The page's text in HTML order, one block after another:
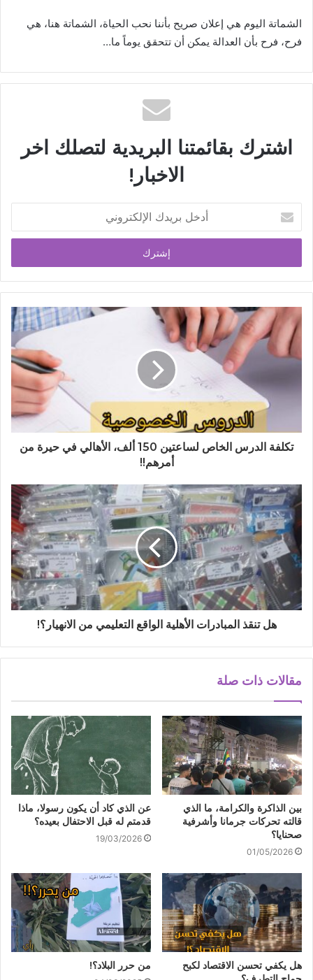
الشماتة اليوم هي إعلان صريح بأننا نحب الحياة، الشماتة هنا، هي
فرح، فرح بأن العدالة يمكن أن تتحقق يوماً ما…
اشترك بقائمتنا البريدية لتصلك اخر
الاخبار!
تكلفة الدرس الخاص لساعتين 150 ألف، الأهالي في حيرة من
أمرهم!!
هل تنقذ المبادرات الأهلية الواقع التعليمي من الانهيار؟!
مقالات ذات صلة
بين الذاكرة والكرامة، ما الذي
قالته تحركات جرمانا وأشرفية
صحنايا؟
01/05/2026
عن الذي كاد أن يكون رسولا، ماذا
قدمتم له قبل الاحتفال بعيده؟
19/03/2026
هل يكفي تحسن الاقتصاد لكبح
من حرر البلاد؟!